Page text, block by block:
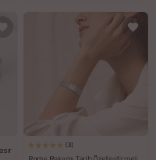
(3)